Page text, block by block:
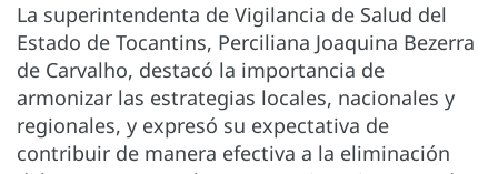
La superintendenta de Vigilancia de Salud del
Estado de Tocantins, Perciliana Joaquina Bezerra
de Carvalho, destacó la importancia de
armonizar las estrategias locales, nacionales y
regionales, y expresó su expectativa de
contribuir de manera efectiva a la eliminación